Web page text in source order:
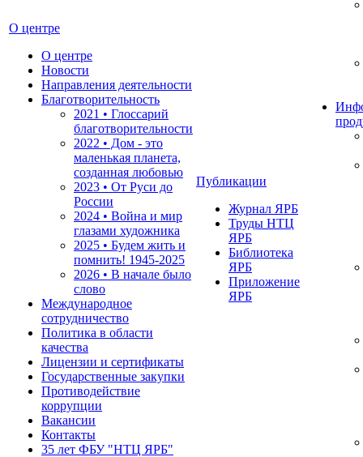
О центре
О центре
Новости
Направления деятельности
Благотворительность
2021 • Глоссарий
благотворительности
2022 • Дом - это
маленькая планета,
созданная любовью
2023 • От Руси до
России
2024 • Война и мир
глазами художника
2025 • Будем жить и
помнить! 1945-2025
2026 • В начале было
слово
Международное
сотрудничество
Политика в области
качества
Лицензии и сертификаты
Государственные закупки
Противодействие
коррупции
Вакансии
Контакты
35 лет ФБУ "НТЦ ЯРБ"
Публикации
Журнал ЯРБ
Труды НТЦ
ЯРБ
Библиотека
ЯРБ
Приложение
ЯРБ